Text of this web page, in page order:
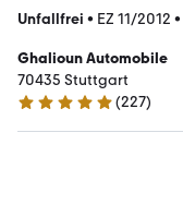
Unfallfrei • EZ 11/2012 •
Ghalioun Automobile
70435 Stuttgart
5 Sterne
(227)